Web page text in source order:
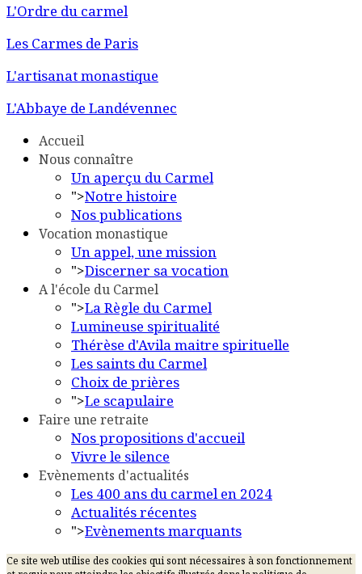
L'Ordre du carmel
Les Carmes de Paris
L'artisanat monastique
L'Abbaye de Landévennec
Accueil
Nous connaître
Un aperçu du Carmel
">Notre histoire
Nos publications
Vocation monastique
Un appel, une mission
">Discerner sa vocation
A l'école du Carmel
">La Règle du Carmel
Lumineuse spiritualité
Thérèse d'Avila maitre spirituelle
Les saints du Carmel
Choix de prières
">Le scapulaire
Faire une retraite
Nos propositions d'accueil
Vivre le silence
Evènements d'actualités
Les 400 ans du carmel en 2024
Actualités récentes
">Evènements marquants
Ce site web utilise des cookies qui sont nécessaires à son fonctionnement